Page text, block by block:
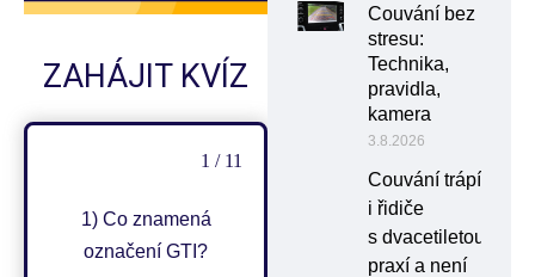
ZAHÁJIT KVÍZ
1 / 11
1) Co znamená
označení GTI?
Couvání bez
stresu:
Technika,
pravidla,
kamera
3.8.2026
Couvání trápí
i řidiče
s dvacetiletou
praxí a není